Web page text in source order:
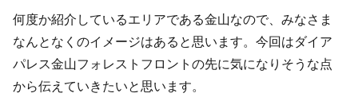
何度か紹介しているエリアである金山なので、みなさま
なんとなくのイメージはあると思います。今回はダイア
パレス金山フォレストフロントの先に気になりそうな点
から伝えていきたいと思います。